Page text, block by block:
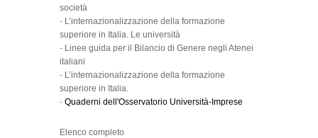
società
- L’internazionalizzazione della formazione
superiore in Italia. Le università
- Linee guida per il Bilancio di Genere negli Atenei
italiani
- L’internazionalizzazione della formazione
superiore in Italia.
- Quaderni dell'Osservatorio Università-Imprese
Elenco completo